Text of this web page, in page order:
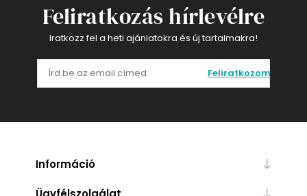
Feliratkozás hírlevélre
Iratkozz fel a heti ajánlatokra és új tartalmakra!
Feliratkozom
Információ